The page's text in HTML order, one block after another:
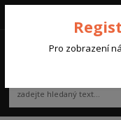
(Po-Pá, 07:00-15:30 hod.)
Pro zobrazení